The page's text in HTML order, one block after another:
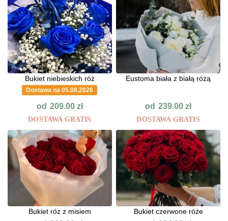
Bukiet niebieskich róż
Dostawa na 05.08.2026
od 209.00 zł
DOSTAWA GRATIS
Eustoma biała z białą różą
od 239.00zł
DOSTAWA GRATIS
Bukiet róz z misiem Bukiet czerwone róże